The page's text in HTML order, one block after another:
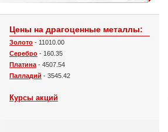
Цены на драгоценные металлы:
Золото - 11010.00
Серебро - 160.35
Платина - 4507.54
Палладий - 3545.42
Курсы акций